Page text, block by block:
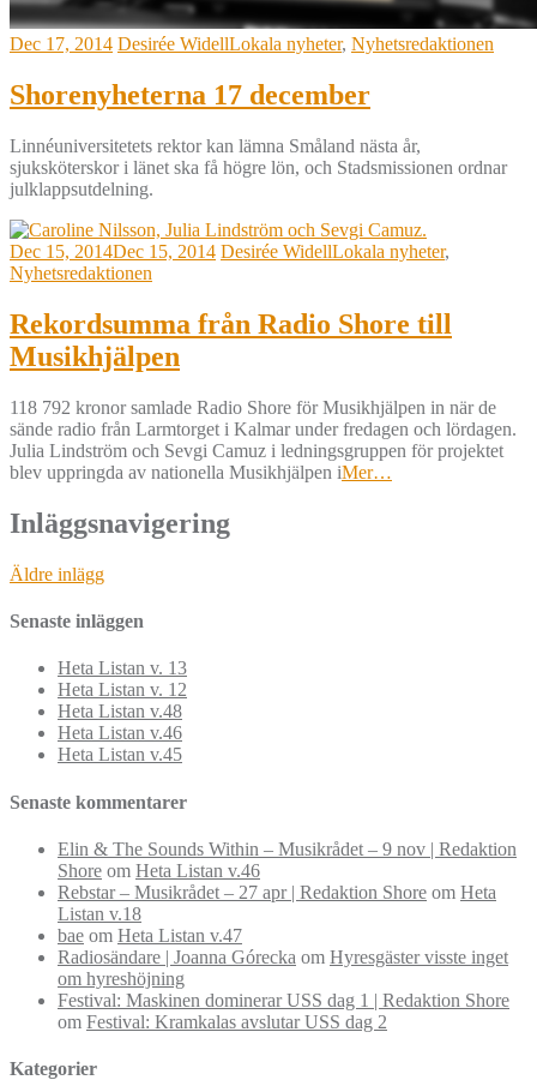
Dec 17, 2014 Desirée WidellLokala nyheter, Nyhetsredaktionen
Shorenyheterna 17 december
Linnéuniversitetets rektor kan lämna Småland nästa år,
sjuksköterskor i länet ska få högre lön, och Stadsmissionen ordnar
julklappsutdelning.
Dec 15, 2014Dec 15, 2014 Desirée WidellLokala nyheter,
Nyhetsredaktionen
Rekordsumma från Radio Shore till
Musikhjälpen
118 792 kronor samlade Radio Shore för Musikhjälpen in när de
sände radio från Larmtorget i Kalmar under fredagen och lördagen.
Julia Lindström och Sevgi Camuz i ledningsgruppen för projektet
blev uppringda av nationella Musikhjälpen iMer…
Inläggsnavigering
Äldre inlägg
Senaste inläggen
Heta Listan v. 13
Heta Listan v. 12
Heta Listan v.48
Heta Listan v.46
Heta Listan v.45
Senaste kommentarer
Elin & The Sounds Within – Musikrådet – 9 nov | Redaktion
Shore om Heta Listan v.46
Rebstar – Musikrådet – 27 apr | Redaktion Shore om Heta
Listan v.18
bae om Heta Listan v.47
Radiosändare | Joanna Górecka om Hyresgäster visste inget
om hyreshöjning
Festival: Maskinen dominerar USS dag 1 | Redaktion Shore
om Festival: Kramkalas avslutar USS dag 2
Kategorier